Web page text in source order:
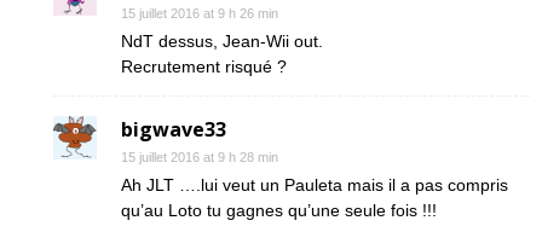
15 juillet 2016 at 9 h 26 min
NdT dessus, Jean-Wii out.
Recrutement risqué ?
bigwave33
15 juillet 2016 at 9 h 28 min
Ah JLT ….lui veut un Pauleta mais il a pas compris
qu’au Loto tu gagnes qu’une seule fois !!!